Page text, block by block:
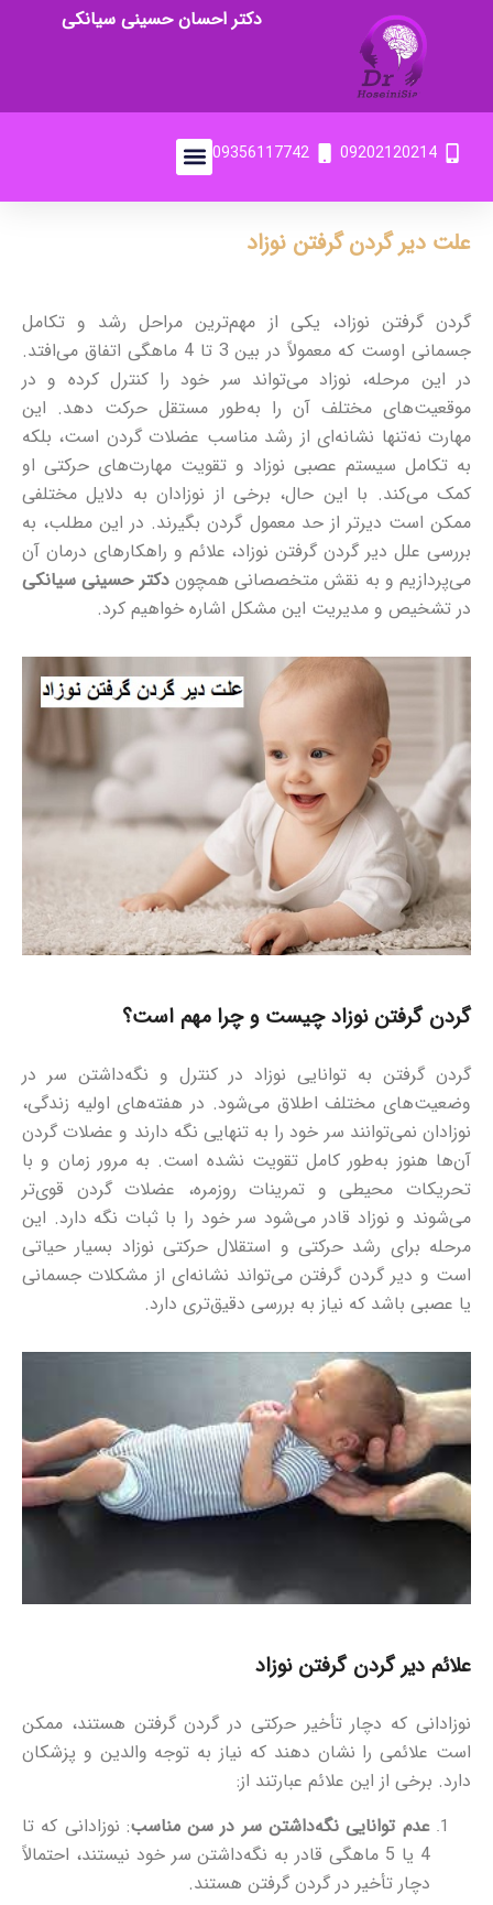
دکتر احسان حسینی سیانکی
09202120214
09356117742
علت دیر گردن گرفتن نوزاد
گردن گرفتن نوزاد، یکی از مهم‌ترین مراحل رشد و تکامل
جسمانی اوست که معمولاً در بین 3 تا 4 ماهگی اتفاق می‌افتد.
در این مرحله، نوزاد می‌تواند سر خود را کنترل کرده و در
موقعیت‌های مختلف آن را به‌طور مستقل حرکت دهد. این
مهارت نه‌تنها نشانه‌ای از رشد مناسب عضلات گردن است، بلکه
به تکامل سیستم عصبی نوزاد و تقویت مهارت‌های حرکتی او
کمک می‌کند. با این حال، برخی از نوزادان به دلایل مختلفی
ممکن است دیرتر از حد معمول گردن بگیرند. در این مطلب، به
بررسی علل دیر گردن گرفتن نوزاد، علائم و راهکارهای درمان آن
می‌پردازیم و به نقش متخصصانی همچوندکتر حسینی سیانکی
در تشخیص و مدیریت این مشکل اشاره خواهیم کرد.
گردن گرفتن نوزاد چیست و چرا مهم است؟
گردن گرفتن به توانایی نوزاد در کنترل و نگه‌داشتن سر در
وضعیت‌های مختلف اطلاق می‌شود. در هفته‌های اولیه زندگی،
نوزادان نمی‌توانند سر خود را به تنهایی نگه دارند و عضلات گردن
آن‌ها هنوز به‌طور کامل تقویت نشده است. به مرور زمان و با
تحریکات محیطی و تمرینات روزمره، عضلات گردن قوی‌تر
می‌شوند و نوزاد قادر می‌شود سر خود را با ثبات نگه دارد. این
مرحله برای رشد حرکتی و استقلال حرکتی نوزاد بسیار حیاتی
است و دیر گردن گرفتن می‌تواند نشانه‌ای از مشکلات جسمانی
یا عصبی باشد که نیاز به بررسی دقیق‌تری دارد.
علائم دیر گردن گرفتن نوزاد
نوزادانی که دچار تأخیر حرکتی در گردن گرفتن هستند، ممکن
است علائمی را نشان دهند که نیاز به توجه والدین و پزشکان
دارد. برخی از این علائم عبارتند از:
عدم توانایی نگه‌داشتن سر در سن مناسب: نوزادانی که تا
4 یا 5 ماهگی قادر به نگه‌داشتن سر خود نیستند، احتمالاً
دچار تأخیر در گردن گرفتن هستند.